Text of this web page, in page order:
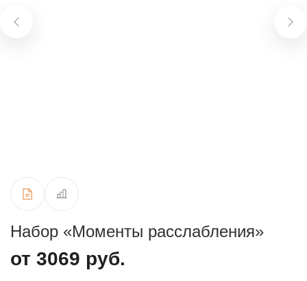
Набор «Моменты расслабления»
от 3069 руб.